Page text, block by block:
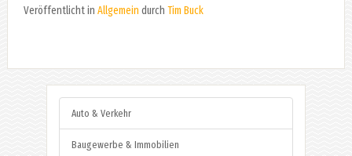
Veröffentlicht in Allgemein durch Tim Buck
Auto & Verkehr
Baugewerbe & Immobilien